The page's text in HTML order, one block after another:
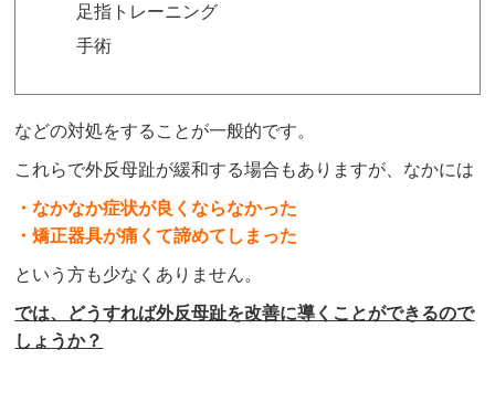
足指トレーニング
手術
などの対処をすることが一般的です。
これらで外反母趾が緩和する場合もありますが、なかには
・なかなか症状が良くならなかった
・矯正器具が痛くて諦めてしまった
という方も少なくありません。
では、どうすれば外反母趾を改善に導くことができるので
しょうか？